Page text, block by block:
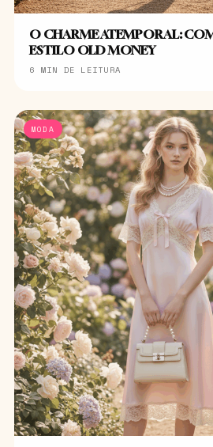
O CHARME ATEMPORAL:
ESTILO OLD MONEY
6 MIN DE LEITURA
MODA